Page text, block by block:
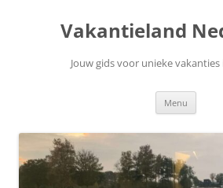
Vakantieland
Jouw gids voor unieke vakanties
Menu